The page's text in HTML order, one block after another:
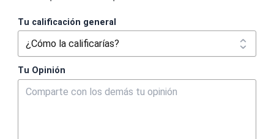
Tu calificación general
Tu Opinión